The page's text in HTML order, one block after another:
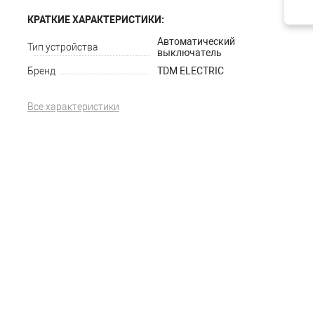
КРАТКИЕ ХАРАКТЕРИСТИКИ:
Тип устройства
Автоматический
выключатель
Бренд
TDM ELECTRIC
Все характеристики